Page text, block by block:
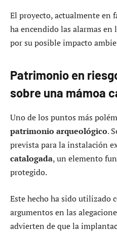
El proyecto, actualmente en
ha encendido las alarmas en
por su posible impacto
Patrimonio en
sobre una mámoa
Uno de los puntos más
patrimonio arqueológico.
prevista para la instalación
catalogada, un elemento
protegido.
Este hecho ha sido utilizado
argumentos en las
advierten de que la